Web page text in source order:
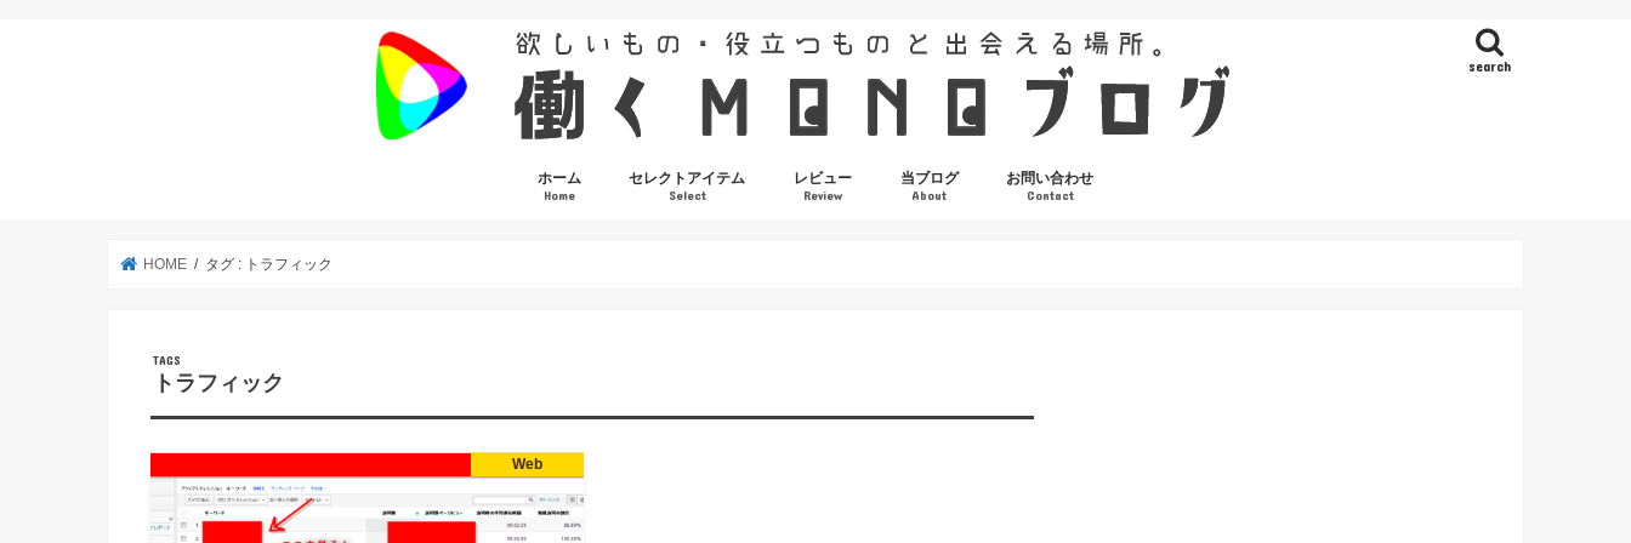
search
ホーム
Home
セレクトアイテム
Select
レビュー
Review
当ブログ
About
お問い合わせ
Contact
HOME タグ : トラフィック
トラフィック
Web